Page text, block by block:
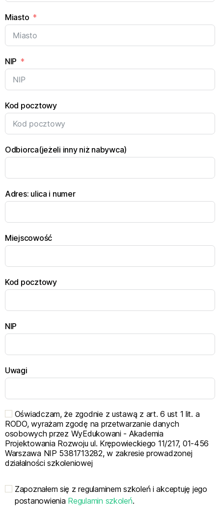
Miasto
NIP
Kod pocztowy
Odbiorca(jeżeli inny niż nabywca)
Adres: ulica i numer
Miejscowość
Kod pocztowy
NIP
Uwagi
Oświadczam, że zgodnie z ustawą z art. 6 ust 1 lit. a
RODO, wyrażam zgodę na przetwarzanie danych
osobowych przez WyEdukowani - Akademia
Projektowania Rozwoju ul. Krępowieckiego 11/217, 01-456
Warszawa NIP 5381713282, w zakresie prowadzonej
działalności szkoleniowej
Zapoznałem się z regulaminem szkoleń i akceptuję jego
postanowienia Regulamin szkoleń.